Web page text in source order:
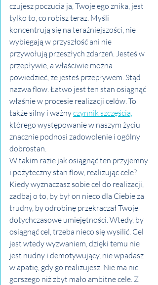
czujesz poczucia ja, Twoje ego znika, jest
tylko to, co robisz teraz. Myśli
koncentrują się na teraźniejszości, nie
wybiegają w przyszłość ani nie
przywołują przeszłych zdarzeń. Jesteś w
przepływie, a właściwie można
powiedzieć, że jesteś przepływem. Stąd
nazwa flow. Łatwo jest ten stan osiągnąć
właśnie w procesie realizacji celów. To
także silny i ważny czynnik szczęścia,
którego występowanie w naszym życiu
znacznie podnosi zadowolenie i ogólny
dobrostan.
W takim razie jak osiągnąć ten przyjemny
i pożyteczny stan flow, realizując cele?
Kiedy wyznaczasz sobie cel do realizacji,
zadbaj o to, by był on nieco dla Ciebie za
trudny, by odrobinę przekraczał Twoje
dotychczasowe umiejętności. Wtedy, by
osiągnąć cel, trzeba nieco się wysilić. Cel
jest wtedy wyzwaniem, dzięki temu nie
jest nudny i demotywujący, nie wpadasz
w apatię, gdy go realizujesz. Nie ma nic
gorszego niż zbyt mało ambitne cele. Z